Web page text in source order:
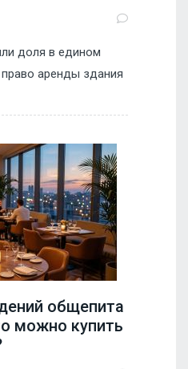
доля в едином
аренды здания
общепита
можно купить